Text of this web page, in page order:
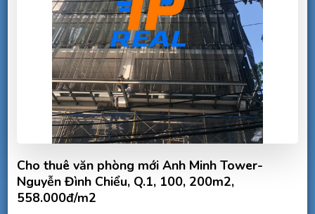
Cho thuê văn phòng mới Anh Minh Tower-
Nguyễn Đình Chiểu, Q.1, 100, 200m2,
558.000đ/m2